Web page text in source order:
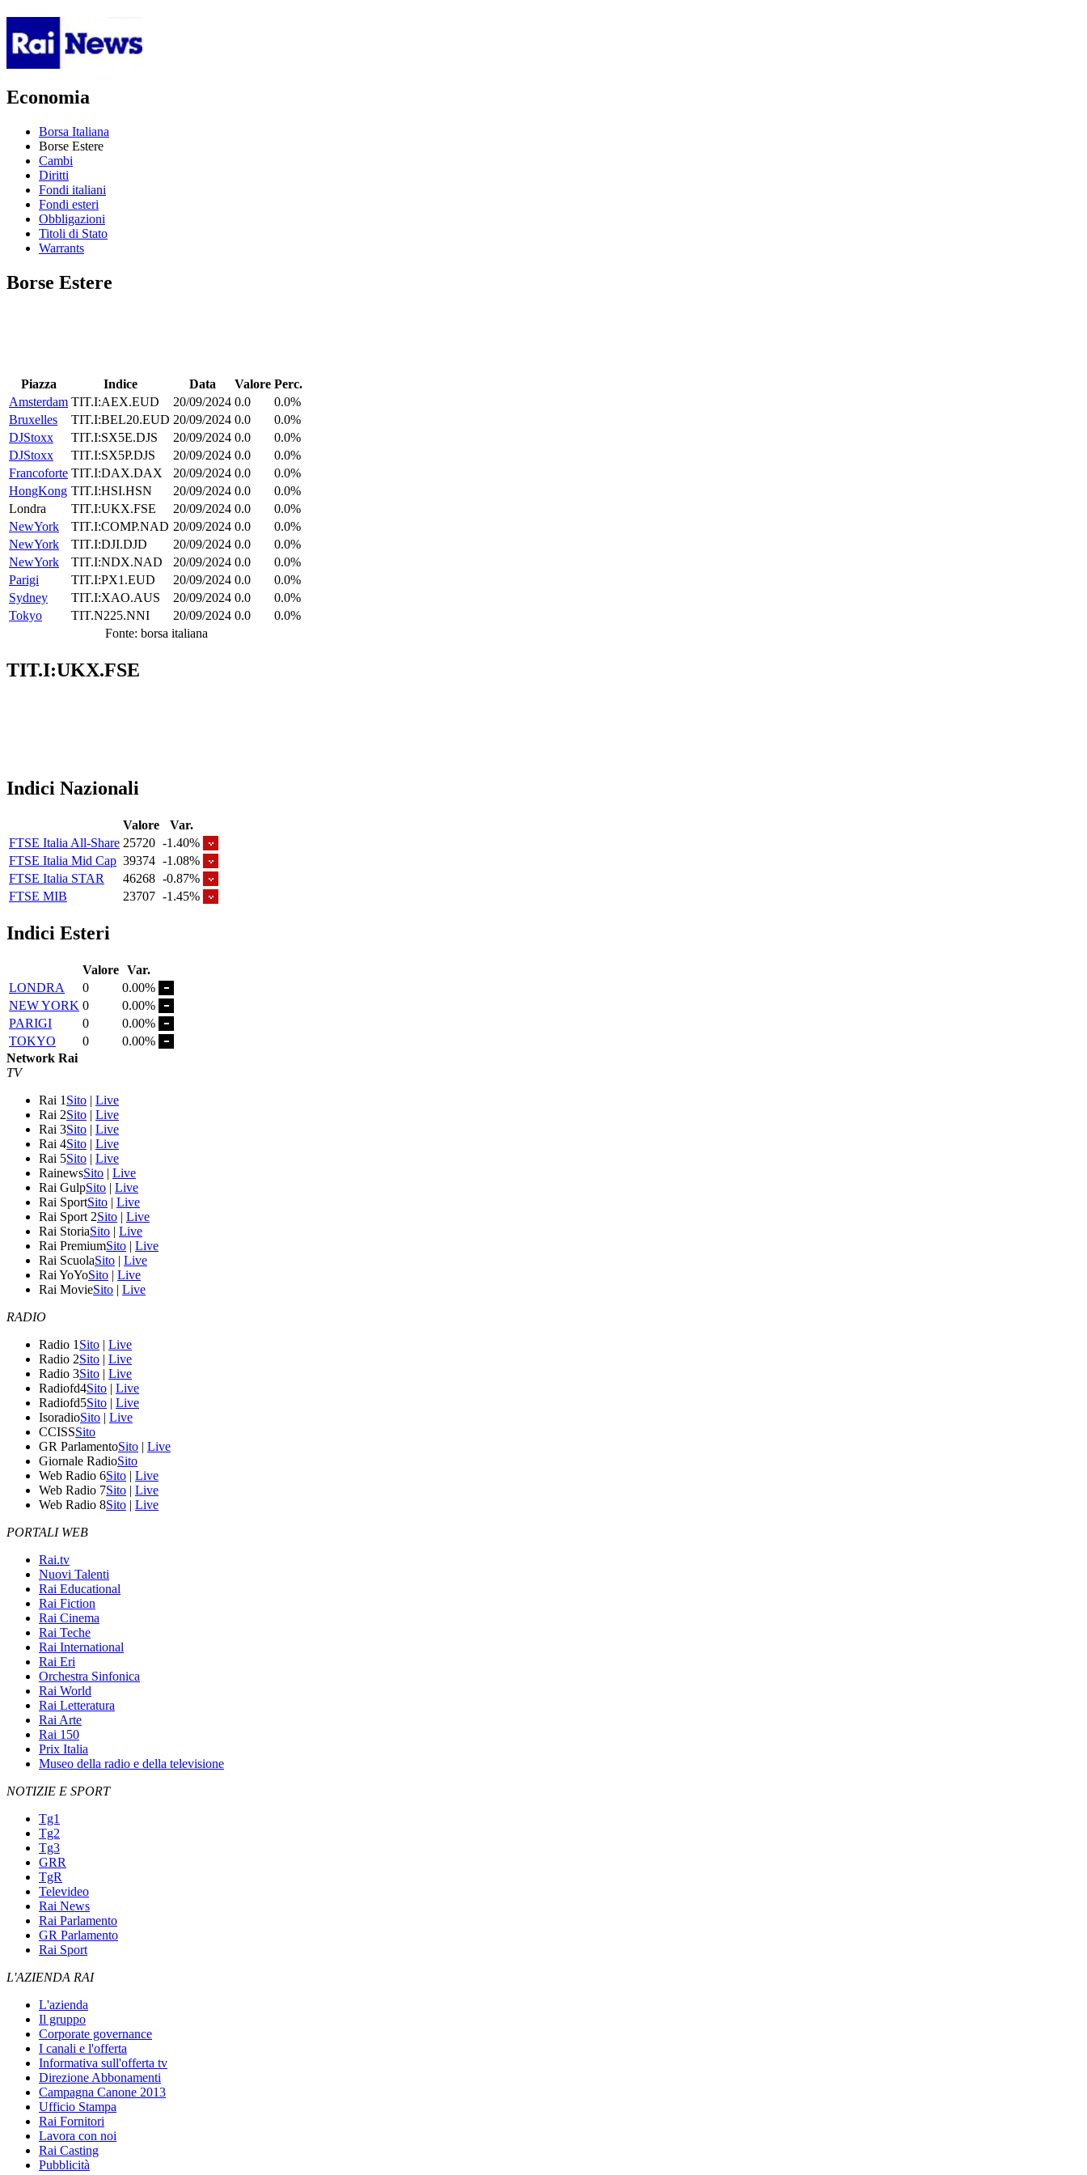
Economia
Borsa Italiana
Borse Estere
Cambi
Diritti
Fondi italiani
Fondi esteri
Obbligazioni
Titoli di Stato
Warrants
Borse Estere
Piazza Indice Data Valore Perc.
Amsterdam TIT.I:AEX.EUD 20/09/2024 0.0
0.0%
Bruxelles
TIT.I:BEL20.EUD 20/09/2024 0.0
0.0%
DJStoxx
TIT.I:SX5E.DJS 20/09/2024 0.0
0.0%
DJStoxx
TIT.I:SX5P.DJS 20/09/2024 0.0
0.0%
Francoforte TIT.I:DAX.DAX 20/09/2024 0.0
0.0%
HongKong TIT.I:HSI.HSN 20/09/2024 0.0
0.0%
Londra
TIT.I:UKX.FSE 20/09/2024 0.0
0.0%
NewYork
TIT.I:COMP.NAD 20/09/2024 0.0
0.0%
NewYork
TIT.I:DJI.DJD 20/09/2024 0.0
0.0%
NewYork
TIT.I:NDX.NAD 20/09/2024 0.0
0.0%
Parigi
TIT.I:PX1.EUD 20/09/2024 0.0
0.0%
Sydney
TIT.I:XAO.AUS 20/09/2024 0.0
0.0%
Tokyo
TIT.N225.NNI 20/09/2024 0.0
0.0%
Fonte: borsa italiana
TIT.I:UKX.FSE
Indici Nazionali
Valore
Var.
FTSE Italia All-Share 25720 -1.40%
FTSE Italia Mid Cap 39374 -1.08%
FTSE Italia STAR
46268 -0.87%
FTSE MIB
23707 -1.45%
Indici Esteri
Valore Var.
LONDRA
0
0.00%
NEW YORK 0
0.00%
PARIGI
0
0.00%
TOKYO
0
0.00%
Network Rai
TV
Rai 1 Sito | Live
Rai 2Sito | Live
Rai 3Sito | Live
Rai 4Sito | Live
Rai 5Sito | Live
RainewsSito | Live
Rai GulpSito | Live
Rai SportSito | Live
Rai Sport 2Sito | Live
Rai StoriaSito | Live
Rai PremiumSito | Live
Rai ScuolaSito | Live
Rai YoYoSito | Live
Rai MovieSito | Live
RADIO
Radio 1 Sito | Live
Radio 2Sito | Live
Radio 3Sito | Live
Radiofd4Sito | Live
Radiofd5Sito | Live
IsoradioSito | Live
CCISSSito
GR ParlamentoSito | Live
Giornale RadioSito
Web Radio 6Sito | Live
Web Radio 7Sito | Live
Web Radio 8Sito | Live
PORTALI WEB
Rai.tv
Nuovi Talenti
Rai Educational
Rai Fiction
Rai Cinema
Rai Teche
Rai International
Rai Eri
Orchestra Sinfonica
Rai World
Rai Letteratura
Rai Arte
Rai 150
Prix Italia
Museo della radio e della televisione
NOTIZIE E SPORT
Tg1
Tg2
Tg3
GRR
TgR
Televideo
Rai News
Rai Parlamento
GR Parlamento
Rai Sport
L'AZIENDA RAI
L'azienda
Il gruppo
Corporate governance
I canali e l'offerta
Informativa sull'offerta tv
Direzione Abbonamenti
Campagna Canone 2013
Ufficio Stampa
Rai Fornitori
Lavora con noi
Rai Casting
Pubblicità